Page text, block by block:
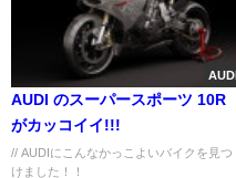
AUDI
AUDI のスーパースポーツ 10R
がカッコイイ!!!
// AUDIにこんなかっこよいバイクを見つ
けました！！